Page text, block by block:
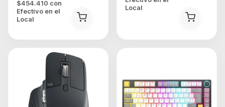
$454.410 con
Efectivo en el
Local
Local